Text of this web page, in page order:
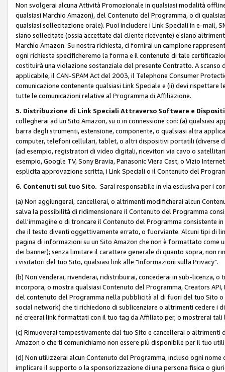
Non svolgerai alcuna Attività Promozionale in qualsiasi modalità
qualsiasi Marchio Amazon), del Contenuto del Programma, o di
qualsiasi sollecitazione orale). Puoi includere i Link Speciali in e-mail,
siano sollecitate (ossia accettate dal cliente ricevente) e siano
Marchio Amazon. Su nostra richiesta, ci fornirai un campione
ogni richiesta specificheremo la forma e il contenuto di tale
costituirà una violazione sostanziale del presente Contratto. A
applicabile, il CAN-SPAM Act del 2003, il Telephone Consumer
comunicazione contenente qualsiasi Link Speciale e (ii) devi
tutte le comunicazioni relative al Programma di Affiliazione.
5. Distribuzione di Link Speciali Attraverso Software e
collegherai ad un Sito Amazon, su o in connessione con: (a)
barra degli strumenti, estensione, componente, o qualsiasi altra
computer, telefoni cellulari, tablet, o altri dispositivi portatili (diverse
(ad esempio, registratori di video digitali, ricevitori via cavo o
esempio, Google TV, Sony Bravia, Panasonic Viera Cast, o Vizio
esplicita approvazione scritta, i Link Speciali o il Contenuto del
6. Contenuti sul tuo Sito. Sarai responsabile in via esclusiva per i
(a) Non aggiungerai, cancellerai, o altrimenti modificherai alcun
salva la possibilità di ridimensionare il Contenuto del Programma
dell'immagine o di troncare il Contenuto del Programma consistente
che il testo diventi oggettivamente errato, o fuorviante. Alcuni tipi di
pagina di informazioni su un Sito Amazon che non è formattato
dei banner); senza limitare il carattere generale di quanto sopra, non
i visitatori del tuo Sito, qualsiasi link alle "Informazioni sulla Privacy".
(b) Non venderai, rivenderai, ridistribuirai, concederai in sub-licenza,
incorpora, o mostra qualsiasi Contenuto del Programma, Creators
del contenuto del Programma nella pubblicità al di fuori del tuo Sito
social network) che ti richiedono di sublicenziare o altrimenti cedere i
né creerai link formattati con il tuo tag da Affiliato per, o mostrerai tali
(c) Rimuoverai tempestivamente dal tuo Sito e cancellerai o
Amazon o che ti comunichiamo non essere più disponibile per il tuo
(d) Non utilizzerai alcun Contenuto del Programma, incluso ogni
implicare il supporto o la sponsorizzazione di una persona fisica o